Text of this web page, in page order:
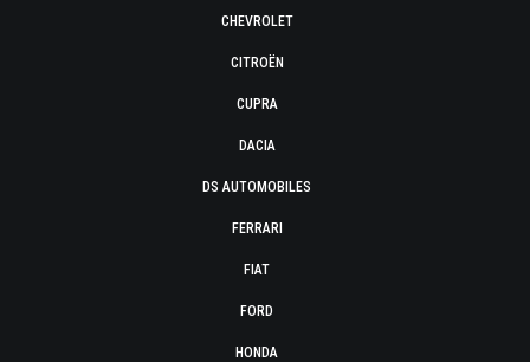
CHEVROLET
CITROËN
CUPRA
DACIA
DS AUTOMOBILES
FERRARI
FIAT
FORD
HONDA